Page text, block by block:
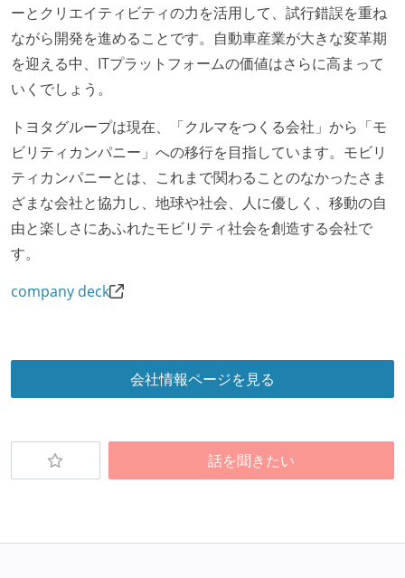
週2日リモート勤務のハイブリットワーク（週3出社）
業務時間中に中抜けできる制度がある
2年以内に未就学児を子育てしながら働いていたエン
ジニアがいる
子育て中のエンジニアが、働き方を紹介したコンテン
ツが公開されている
フレックスタイム制または裁量労働制を採用している
メンバーの多様性
外国籍の開発メンバーがいる
待遇・福利厚生
ある
入社時には、各自希望のスペックの PC やディスプレ
ストックオプションまたは自社株購入支援制度がある
職業安定法に対応する記載事項
置）
ーとクリエイティビティの力を活用して、試行錯誤を重ね
ながら開発を進めることです。自動車産業が大きな変革期
を迎える中、ITプラットフォームの価値はさらに高まって
いくでしょう。
トヨタグループは現在、「クルマをつくる会社」から「モ
ビリティカンパニー」への移行を目指しています。モビリ
ティカンパニーとは、これまで関わることのなかったさま
ざまな会社と協力し、地球や社会、人に優しく、移動の自
由と楽しさにあふれたモビリティ社会を創造する会社で
す。
company deck
会社情報ページを見る
話を聞きたい